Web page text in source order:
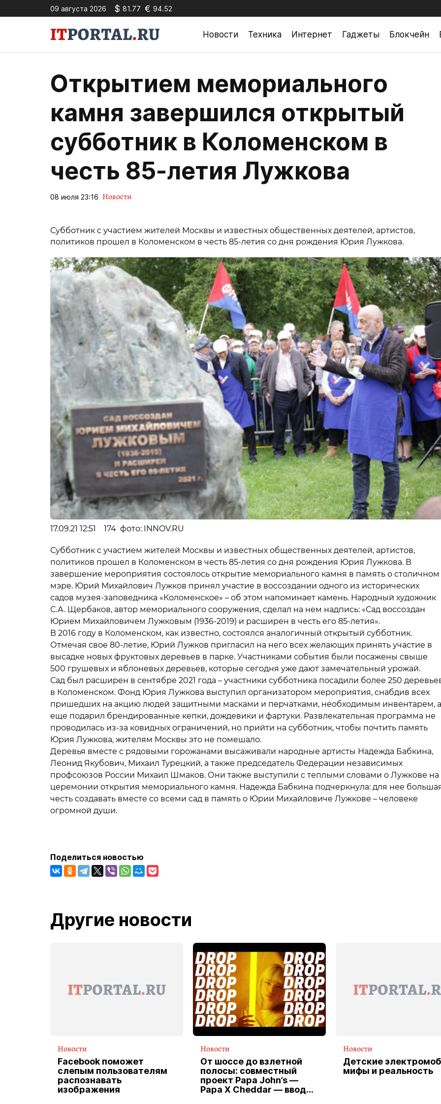
09 августа 2026 $ 81.77 € 94.52
Новости Техника Интернет Гаджеты Блокчейн
Открытием мемориального
камня завершился открытый
субботник в Коломенском в
честь 85-летия Лужкова
08 июля 23:16 Новости
Субботник с участием жителей Москвы и известных общественных деятелей, артистов,
политиков прошел в Коломенском в честь 85-летия со дня рождения Юрия Лужкова.
17.09.21 12:51 174 фото: INNOV.RU
Субботник с участием жителей Москвы и известных общественных деятелей, артистов,
политиков прошел в Коломенском в честь 85-летия со дня рождения Юрия Лужкова. В
завершение мероприятия состоялось открытие мемориального камня в память о столичном
мэре. Юрий Михайлович Лужков принял участие в воссоздании одного из исторических
садов музея-заповедника «Коломенское» – об этом напоминает камень. Народный художник
С.А. Щербаков, автор мемориального сооружения, сделал на нем надпись: «Сад воссоздан
Юрием Михайловичем Лужковым (1936-2019) и расширен в честь его 85-летия».
В 2016 году в Коломенском, как известно, состоялся аналогичный открытый субботник.
Отмечая свое 80-летие, Юрий Лужков пригласил на него всех желающих принять участие в
высадке новых фруктовых деревьев в парке. Участниками события были посажены свыше
500 грушевых и яблоневых деревьев, которые сегодня уже дают замечательный урожай.
Сад был расширен в сентябре 2021 года – участники субботника посадили более 250
в Коломенском. Фонд Юрия Лужкова выступил организатором мероприятия, снабдив всех
пришедших на акцию людей защитными масками и перчатками, необходимым инвентарем, а
еще подарил брендированные кепки, дождевики и фартуки. Развлекательная программа не
проводилась из-за ковидных ограничений, но прийти на субботник, чтобы почтить память
Юрия Лужкова, жителям Москвы это не помешало.
Деревья вместе с рядовыми горожанами высаживали народные артисты Надежда Бабкина,
Леонид Якубович, Михаил Турецкий, а также председатель Федерации независимых
профсоюзов России Михаил Шмаков. Они также выступили с теплыми словами о Лужкове на
церемонии открытия мемориального камня. Надежда Бабкина подчеркнула: для нее
честь создавать вместе со всеми сад в память о Юрии Михайловиче Лужкове – человеке
огромной души.
Поделиться новостью
Другие новости
Новости
Facebook поможет
слепым пользователям
распознавать
изображения
Новости
От шоссе до взлетной
полосы: совместный
проект Papa John’s —
Papa X Cheddar — вводит
Новости
Детские
мифы и реальность